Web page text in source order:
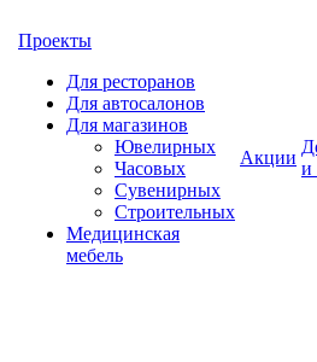
Проекты
Для ресторанов
Для автосалонов
Для магазинов
Ювелирных
Часовых
Сувенирных
Строительных
Медицинская
мебель
Акции
и